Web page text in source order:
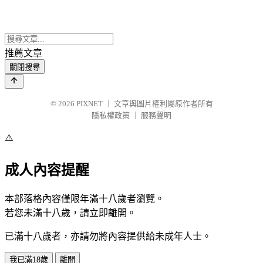
推薦文章
關閉搜尋
© 2026 PIXNET
文章與圖片權利屬原作者所有
隱私權政策
服務聲明
⚠️
成人內容提醒
本部落格內容僅限年滿十八歲者瀏覽。
若您未滿十八歲，請立即離開。
已滿十八歲者，亦請勿將內容提供給未成年人士。
我已滿18歲 離開